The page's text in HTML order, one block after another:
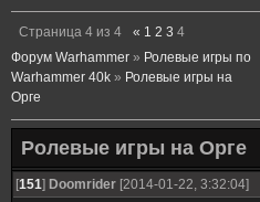
Страница 4 из 4 « 1 2 3 4
Форум Warhammer » Ролевые игры по
Warhammer 40k » Ролевые игры на
Орге
Ролевые игры на Орге
[151] Doomrider [2014-01-22, 3:32:04]